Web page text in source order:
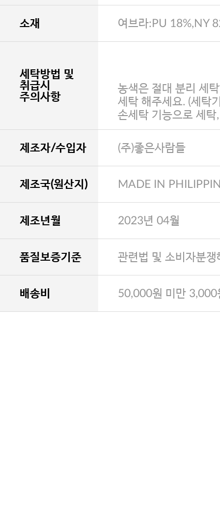
소재 여브라:PU 18%,NY
세탁방법 및
취급시
주의사항
농색은 절대 분리 세
세탁 해주세요. (세탁
손세탁 기능으로 세탁
제조자/수입자 (주)좋은사람들
제조국(원산지) MADE IN
제조년월 2023년 04월
품질보증기준 관련법 및 소비자분
배송비 50,000원 미만 3,000